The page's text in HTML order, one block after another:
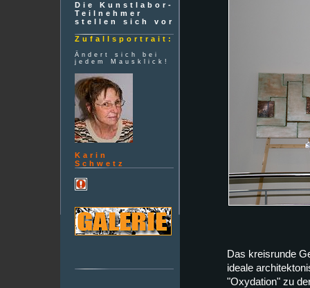
Die Kunstlabor-
Teilnehmer
stellen sich vor
Zufallsportrait:
Ändert sich bei
jedem Mausklick!
Karin
Schwetz
Das kreisrunde
ideale
"Oxydation" zu